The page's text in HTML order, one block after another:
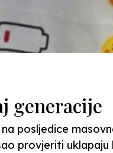
generacije
posljedice
provjeriti uklapaju